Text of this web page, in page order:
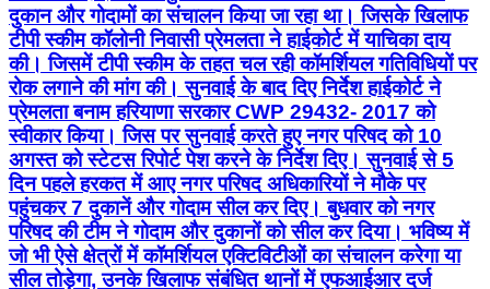
दुकान और गोदामों का संचालन किया जा रहा था। जिसके खिलाफ
टीपी स्कीम कॉलोनी निवासी प्रेमलता ने हाईकोर्ट में याचिका दाय
की। जिसमें टीपी स्कीम के तहत चल रही कॉमर्शियल गतिविधियों पर
रोक लगाने की मांग की। सुनवाई के बाद दिए निर्देश हाईकोर्ट ने
प्रेमलता बनाम हरियाणा सरकार CWP 29432- 2017 को
स्वीकार किया। जिस पर सुनवाई करते हुए नगर परिषद को 10
अगस्त को स्टेटस रिपोर्ट पेश करने के निर्देश दिए। सुनवाई से 5
दिन पहले हरकत में आए नगर परिषद अधिकारियों ने मौके पर
पहुंचकर 7 दुकानें और गोदाम सील कर दिए। बुधवार को नगर
परिषद की टीम ने गोदाम और दुकानों को सील कर दिया। भविष्य में
जो भी ऐसे क्षेत्रों में कॉमर्शियल एक्टिविटीओं का संचालन करेगा या
सील तोड़ेगा, उनके खिलाफ संबंधित थानों में एफआईआर दर्ज